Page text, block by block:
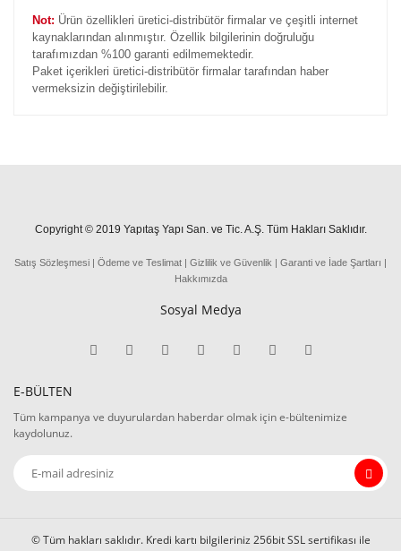
Not: Ürün özellikleri üretici-distribütör firmalar ve çeşitli internet
kaynaklarından alınmıştır. Özellik bilgilerinin doğruluğu
tarafımızdan %100 garanti edilmemektedir.
Paket içerikleri üretici-distribütör firmalar tarafından haber
vermeksizin değiştirilebilir.
Copyright © 2019 Yapıtaş Yapı San. ve Tic. A.Ş. Tüm Hakları Saklıdır.
Satış Sözleşmesi | Ödeme ve Teslimat | Gizlilik ve Güvenlik | Garanti ve İade Şartları |
Hakkımızda
Sosyal Medya
E-BÜLTEN
Tüm kampanya ve duyurulardan haberdar olmak için e-bültenimize
kaydolunuz.
© Tüm hakları saklıdır. Kredi kartı bilgileriniz 256bit SSL sertifikası ile